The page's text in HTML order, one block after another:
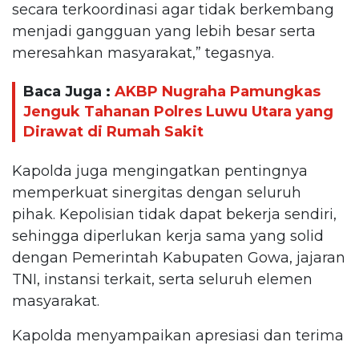
secara terkoordinasi agar tidak berkembang
menjadi gangguan yang lebih besar serta
meresahkan masyarakat,” tegasnya.
Baca Juga : AKBP Nugraha Pamungkas
Jenguk Tahanan Polres Luwu Utara yang
Dirawat di Rumah Sakit
Kapolda juga mengingatkan pentingnya
memperkuat sinergitas dengan seluruh
pihak. Kepolisian tidak dapat bekerja sendiri,
sehingga diperlukan kerja sama yang solid
dengan Pemerintah Kabupaten Gowa, jajaran
TNI, instansi terkait, serta seluruh elemen
masyarakat.
Kapolda menyampaikan apresiasi dan terima